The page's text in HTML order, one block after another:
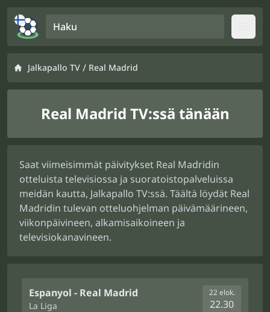
Jalkapallo TV / Real Madrid
Real Madrid TV:ssä tänään
Saat viimeisimmät päivitykset Real Madridin
otteluista televisiossa ja suoratoistopalveluissa
meidän kautta, Jalkapallo TV:ssä. Täältä löydät Real
Madridin tulevan otteluohjelman päivämäärineen,
viikonpäivineen, alkamisaikoineen ja
televisiokanavineen.
Espanyol - Real Madrid
La Liga
22 elok.
22.30